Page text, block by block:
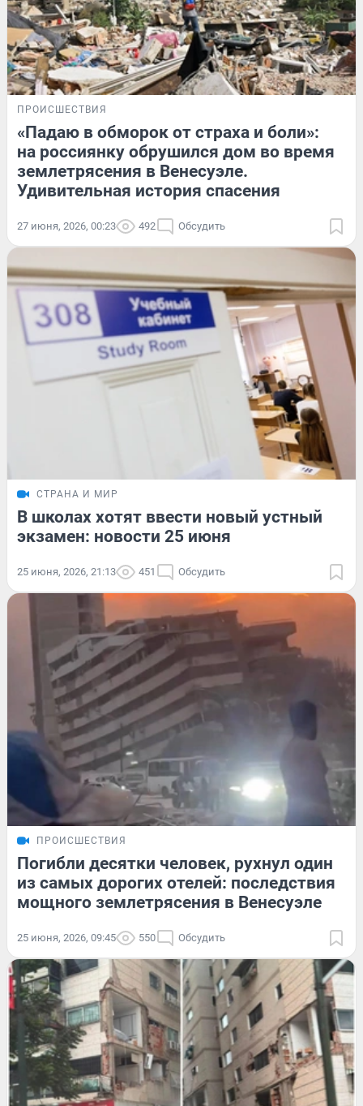
ПРОИСШЕСТВИЯ
«Падаю в обморок от страха и боли»:
на россиянку обрушился дом во время
землетрясения в Венесуэле.
Удивительная история спасения
27 июня, 2026, 00:23 492 Обсудить
СТРАНА И МИР
В школах хотят ввести новый устный
экзамен: новости 25 июня
25 июня, 2026, 21:13 451 Обсудить
ПРОИСШЕСТВИЯ
Погибли десятки человек, рухнул один
из самых дорогих отелей: последствия
мощного землетрясения в Венесуэле
25 июня, 2026, 09:45 550 Обсудить